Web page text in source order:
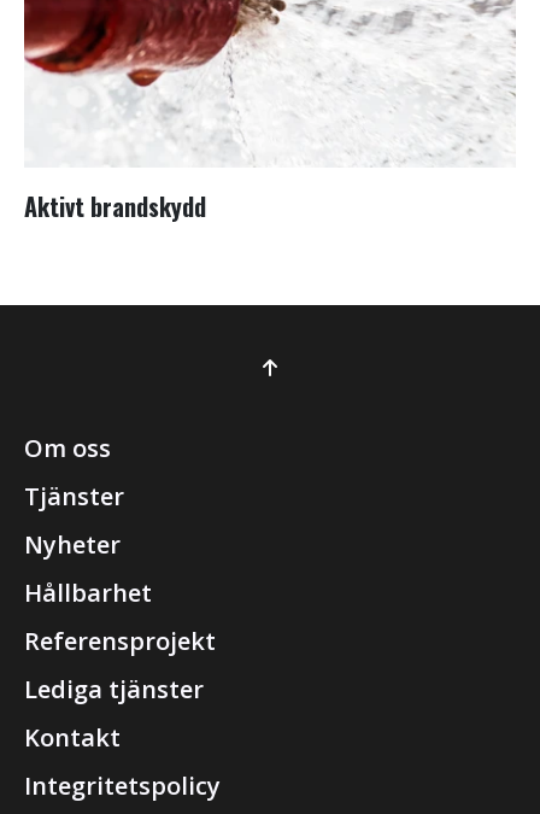
Aktivt brandskydd
Om oss
Tjänster
Nyheter
Hållbarhet
Referensprojekt
Lediga tjänster
Kontakt
Integritetspolicy